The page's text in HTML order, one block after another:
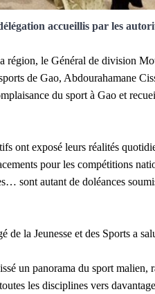
accueillis par les
région, le Général de division
de Gao, Abdourahamane
du sport à Gao et
ont exposé leurs réalités
pour les compétitions
sont autant de doléances
de la Jeunesse et des Sports a
un panorama du sport malien,
les disciplines vers